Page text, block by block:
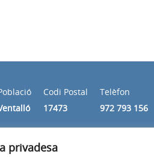
privadesa
Codi Postal
17473
Telèfon
972 793 156